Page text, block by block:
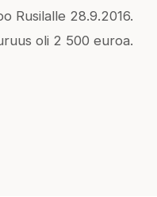
Rusilalle 28.9.2016.
oli 2 500 euroa.